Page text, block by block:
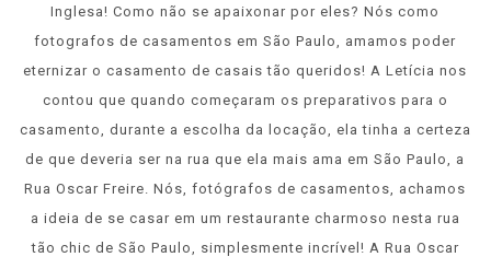
Inglesa! Como não se apaixonar por eles? Nós como
fotografos de casamentos em São Paulo, amamos poder
eternizar o casamento de casais tão queridos! A Letícia nos
contou que quando começaram os preparativos para o
casamento, durante a escolha da locação, ela tinha a certeza
de que deveria ser na rua que ela mais ama em São Paulo, a
Rua Oscar Freire. Nós, fotógrafos de casamentos, achamos
a ideia de se casar em um restaurante charmoso nesta rua
tão chic de São Paulo, simplesmente incrível! A Rua Oscar